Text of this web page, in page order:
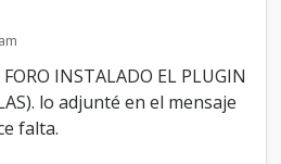
e
e
INSTALADO EL PLUGIN
lo adjunté en el mensaje
falta.